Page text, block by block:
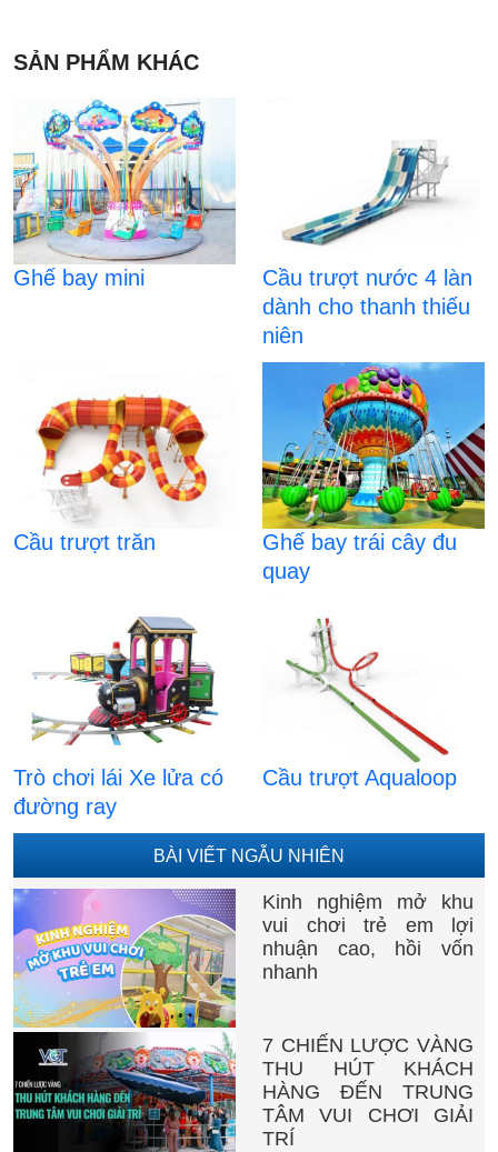
SẢN PHẨM KHÁC
Ghế bay mini
Cầu trượt nước 4 làn
dành cho thanh thiếu
niên
Cầu trượt trăn
Ghế bay trái cây đu
quay
Trò chơi lái Xe lửa có
đường ray
Cầu trượt Aqualoop
BÀI VIẾT NGẪU NHIÊN
Kinh nghiệm mở khu
vui chơi trẻ em lợi
nhuận cao, hồi vốn
nhanh
7 CHIẾN LƯỢC VÀNG
THU HÚT KHÁCH
HÀNG ĐẾN TRUNG
TÂM VUI CHƠI GIẢI
TRÍ